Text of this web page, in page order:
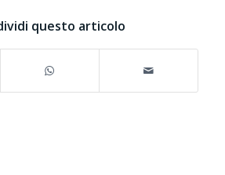
questo articolo